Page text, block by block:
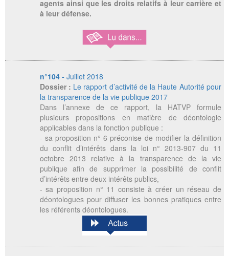
agents ainsi que les droits relatifs à leur carrière et
à leur défense.
n°104 - Juillet 2018
Dossier : Le rapport d’activité de la Haute Autorité pour
la transparence de la vie publique 2017
Dans l’annexe de ce rapport, la HATVP formule
plusieurs propositions en matière de déontologie
applicables dans la fonction publique :
- sa proposition n° 6 préconise de modifier la définition
du conflit d’intérêts dans la loi n° 2013-907 du 11
octobre 2013 relative à la transparence de la vie
publique afin de supprimer la possibilité de conflit
d’intérêts entre deux intérêts publics,
- sa proposition n° 11 consiste à créer un réseau de
déontologues pour diffuser les bonnes pratiques entre
les référents déontologues.